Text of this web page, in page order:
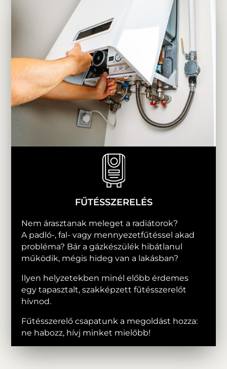
FŰTÉSSZERELÉS
Nem árasztanak meleget a radiátorok?
A padló-, fal- vagy mennyezetfűtéssel akad
probléma? Bár a gázkészülék hibátlanul
működik, mégis hideg van a lakásban?
Ilyen helyzetekben minél előbb érdemes
egy tapasztalt, szakképzett fűtésszerelőt
hívnod.
Fűtésszerelő csapatunk a megoldást hozza:
ne habozz, hívj minket mielőbb!